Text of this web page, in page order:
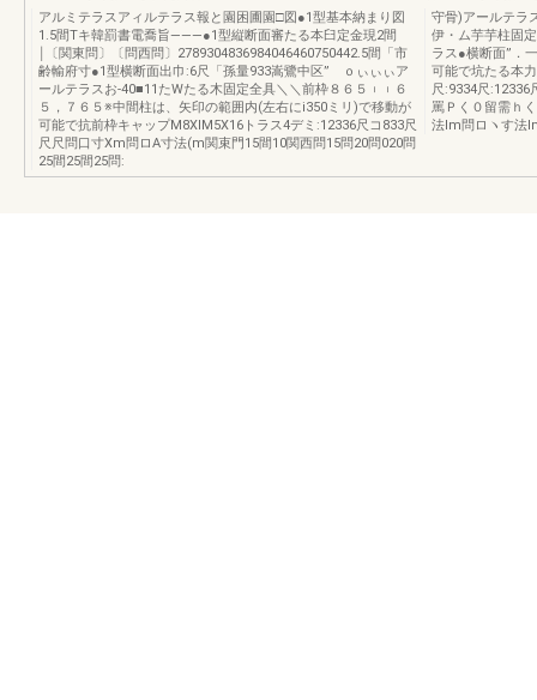
アルミテラスアィルテラス報と園困圃園□図●1型基本納まり図
1.5間Tキ韓罰書電喬旨―――●1型縦断面審たる本臼定金現2間
￨〔関東問〕〔問西問〕2789304836984046460750442.5間「市
齢輸府寸●1型横断面出巾:6尺「孫量933嵩鷺中区” ｏぃぃぃア
ールテラスお‐40■11たWたる木固定全具＼＼前枠８６５︲︲６
５，７６５※中間柱は、矢印の範囲内(左右にi350ミリ)で移動が
可能で抗前枠キャップM8XlM5X16トラス4デミ:12336尺コ833尺
尺尺問口寸Xm問ロA寸法(m関束門15間10関西問15問20問020問
25間25間25問:
守骨)アールテラ
伊・ム芋芋柱固
ラス●横断面”．
可能で坑たる本
尺:9334尺:12336
罵Ｐく０留需ｈ
法lm問ロヽす法